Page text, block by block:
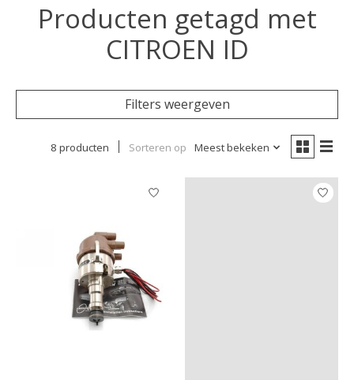
Producten getagd met
CITROEN ID
Filters weergeven
8 producten Sorteren op Meest bekeken